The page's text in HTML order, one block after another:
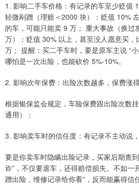
1. 影响二手车价格：有记录的车至少贬值
轻微剐蹭（理赔＜2000 块）：贬值 10%
的车，可能只能卖 9 万； 重大事故（换过
万）：贬值 30% 以上，甚至没人愿意买
万； 提醒：买二手车时，要是原车主说 “
哪怕是一次出险，也能砍价 5%-10%。
2. 影响次年保费：出险次数越多，保费涨
根据银保监会规定，车险保费跟出险次数
通用）：
3. 影响卖车时的信任度：有记录不主动说
要是你卖车时隐瞒出险记录，买家后期查
诈”，不仅要退车，还得赔偿损失。不如一
蹭出险，维修记录给你看”，反而能赢得信任